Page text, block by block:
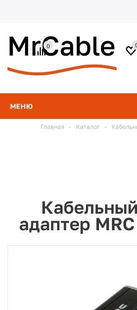
МЕНЮ
0
Главная - Каталог -
адаптер